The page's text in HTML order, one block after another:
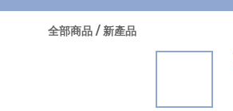
全部商品 /新產品